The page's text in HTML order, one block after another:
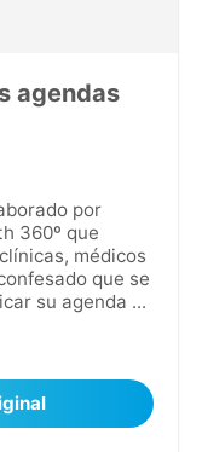
agendas
por
360º que
médicos
que se
su agenda ...